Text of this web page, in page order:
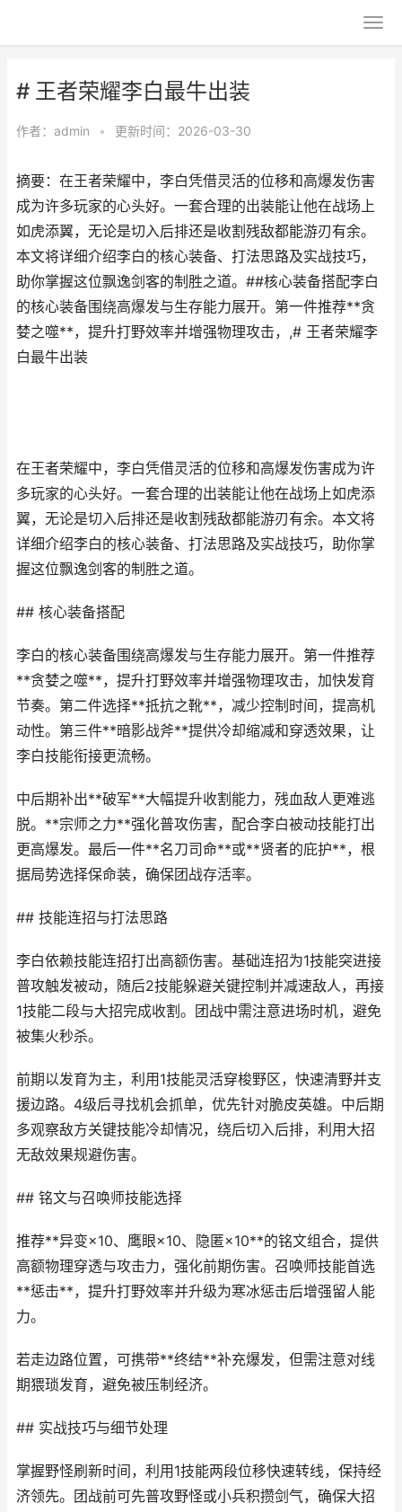
# 王者荣耀李白最牛出装
作者： admin • 更新时间：2026-03-30
摘要：在王者荣耀中，李白凭借灵活的位移和高爆发伤害
成为许多玩家的心头好。一套合理的出装能让他在战场上
如虎添翼，无论是切入后排还是收割残敌都能游刃有余。
本文将详细介绍李白的核心装备、打法思路及实战技巧，
助你掌握这位飘逸剑客的制胜之道。##核心装备搭配李白
的核心装备围绕高爆发与生存能力展开。第一件推荐**贪
婪之噬**，提升打野效率并增强物理攻击，,# 王者荣耀李
白最牛出装
在王者荣耀中，李白凭借灵活的位移和高爆发伤害成为许
多玩家的心头好。一套合理的出装能让他在战场上如虎添
翼，无论是切入后排还是收割残敌都能游刃有余。本文将
详细介绍李白的核心装备、打法思路及实战技巧，助你掌
握这位飘逸剑客的制胜之道。
## 核心装备搭配
李白的核心装备围绕高爆发与生存能力展开。第一件推荐
**贪婪之噬**，提升打野效率并增强物理攻击，加快发育
节奏。第二件选择**抵抗之靴**，减少控制时间，提高机
动性。第三件**暗影战斧**提供冷却缩减和穿透效果，让
李白技能衔接更流畅。
中后期补出**破军**大幅提升收割能力，残血敌人更难逃
脱。**宗师之力**强化普攻伤害，配合李白被动技能打出
更高爆发。最后一件**名刀司命**或**贤者的庇护**，根
据局势选择保命装，确保团战存活率。
## 技能连招与打法思路
李白依赖技能连招打出高额伤害。基础连招为1技能突进接
普攻触发被动，随后2技能躲避关键控制并减速敌人，再接
1技能二段与大招完成收割。团战中需注意进场时机，避免
被集火秒杀。
前期以发育为主，利用1技能灵活穿梭野区，快速清野并支
援边路。4级后寻找机会抓单，优先针对脆皮英雄。中后期
多观察敌方关键技能冷却情况，绕后切入后排，利用大招
无敌效果规避伤害。
## 铭文与召唤师技能选择
推荐**异变×10、鹰眼×10、隐匿×10**的铭文组合，提供
高额物理穿透与攻击力，强化前期伤害。召唤师技能首选
**惩击**，提升打野效率并升级为寒冰惩击后增强留人能
力。
若走边路位置，可携带**终结**补充爆发，但需注意对线
期猥琐发育，避免被压制经济。
## 实战技巧与细节处理
掌握野怪刷新时间，利用1技能两段位移快速转线，保持经
济领先。团战前可先普攻野怪或小兵积攒剑气，确保大招